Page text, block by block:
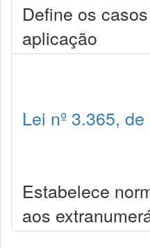
Define os
aplicação
Lei nº 3.365,
Estabelece
aos